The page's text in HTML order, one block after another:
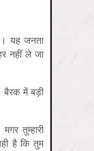
यह जनता
नहीं ले जा
में बड़ी
तुम्हारी
है कि तुम